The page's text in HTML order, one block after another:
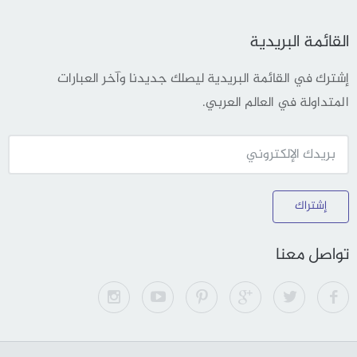
القائمة البريدية
إشترك في القائمة البريدية ليصلك جديدنا وآخر العبارات
المتداولة في العالم العربي.
إشتراك
تواصل معنا